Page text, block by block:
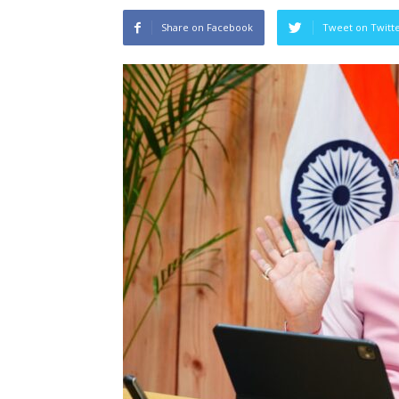
Share on Facebook Tweet on